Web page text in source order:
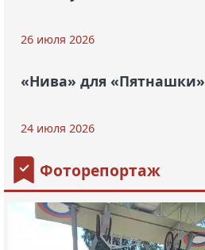
26 июля 2026
«Нива» для «Пятнашки»
24 июля 2026
Фоторепортаж